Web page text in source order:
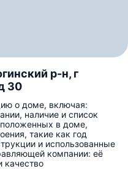
р-н, г
30
о доме, включая:
наличие и список
в доме,
такие как год
и использованные
компании: её
качество